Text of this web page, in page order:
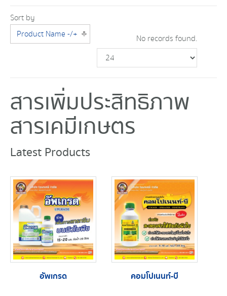
Sort by
Product Name -/+
No records found.
สารเพิ่มประสิทธิภาพ
สารเคมีเกษตร
Latest Products
อัพเกรด คอมโปเนนท์-บี